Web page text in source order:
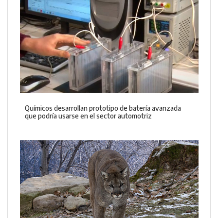
Químicos desarrollan prototipo de batería avanzada
que podría usarse en el sector automotriz